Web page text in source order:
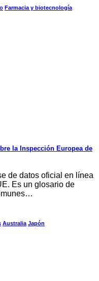
Farmacia y biotecnología
la Inspección Europea de
de datos oficial en línea
Es un glosario de
Australia Japón